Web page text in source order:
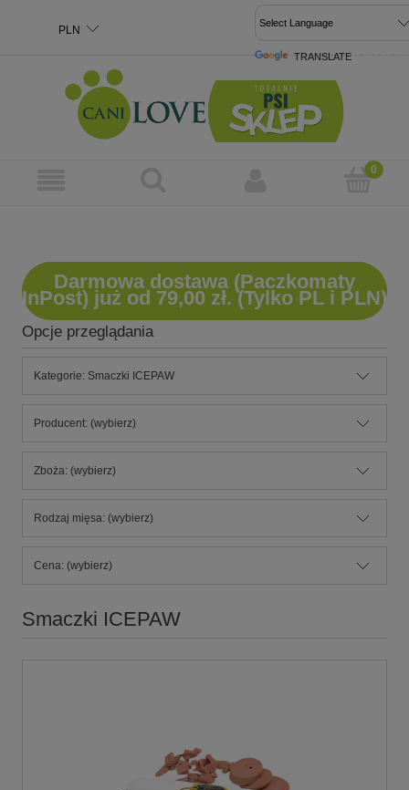
TRANSLATE
Darmowa dostawa (Paczkomaty
InPost) już od 79,00 zł. (Tylko PL i PLN)
Opcje przeglądania
Kategorie: Smaczki ICEPAW
Producent: (wybierz)
Zboża: (wybierz)
Rodzaj mięsa: (wybierz)
Cena: (wybierz)
Smaczki ICEPAW